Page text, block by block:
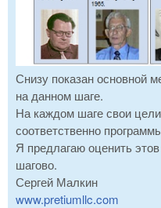
Снизу показан основной
на данном шаге.
На каждом шаге свои
соответственно
Я предлагаю оценить
шагово.
Сергей Малкин
www.pretiumllc.com